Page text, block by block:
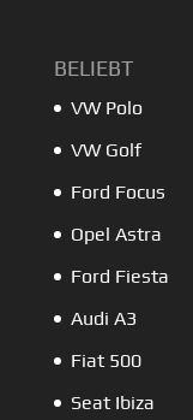
BELIEBT
VW Polo
VW Golf
Ford Focus
Opel Astra
Ford Fiesta
Audi A3
Fiat 500
Seat Ibiza